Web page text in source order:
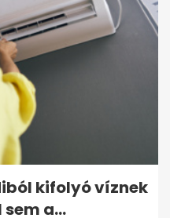
kifolyó víznek
a...